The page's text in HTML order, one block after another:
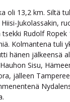
oli 13,2 km. Siltä
Jukolassakin,
Rudolf Ropek
Kolmantena tuli
hänen jälkeensä
Sisu,
jälleen